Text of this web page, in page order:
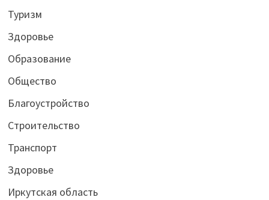
Туризм
Здоровье
Образование
Общество
Благоустройство
Строительство
Транспорт
Здоровье
Иркутская область